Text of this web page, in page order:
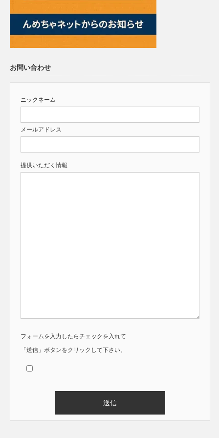
お問い合わせ
ニックネーム
メールアドレス
提供いただく情報
フォームを入力したらチェックを入れて
「送信」ボタンをクリックして下さい。